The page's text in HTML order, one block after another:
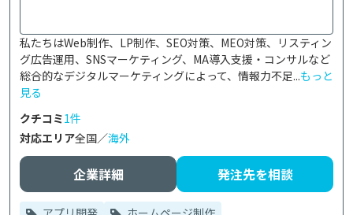
私たちはWeb制作、LP制作、SEO対策、MEO対策、リスティン
グ広告運用、SNSマーケティング、MA導入支援・コンサルなど
総合的なデジタルマーケティングによって、情報力不足...もっと
見る
クチコミ1件
対応エリア全国／海外
企業詳細 発注先を相談